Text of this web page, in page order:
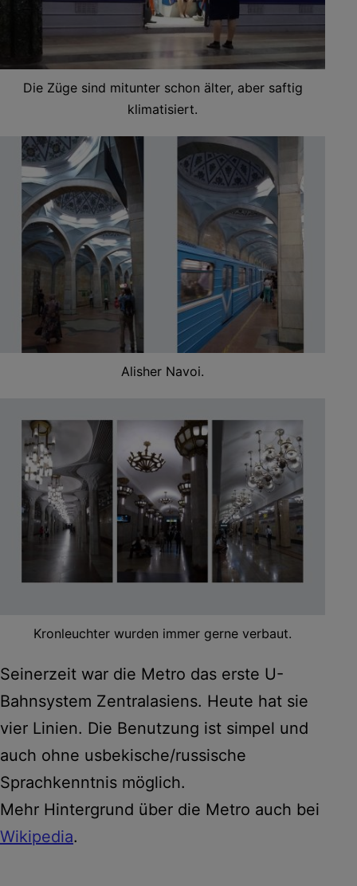
Die Züge sind mitunter schon älter, aber saftig
klimatisiert.
Alisher Navoi.
Kronleuchter wurden immer gerne verbaut.
Seinerzeit war die Metro das erste U-
Bahnsystem Zentralasiens. Heute hat sie
vier Linien. Die Benutzung ist simpel und
auch ohne usbekische/russische
Sprachkenntnis möglich.
Mehr Hintergrund über die Metro auch bei
Wikipedia.